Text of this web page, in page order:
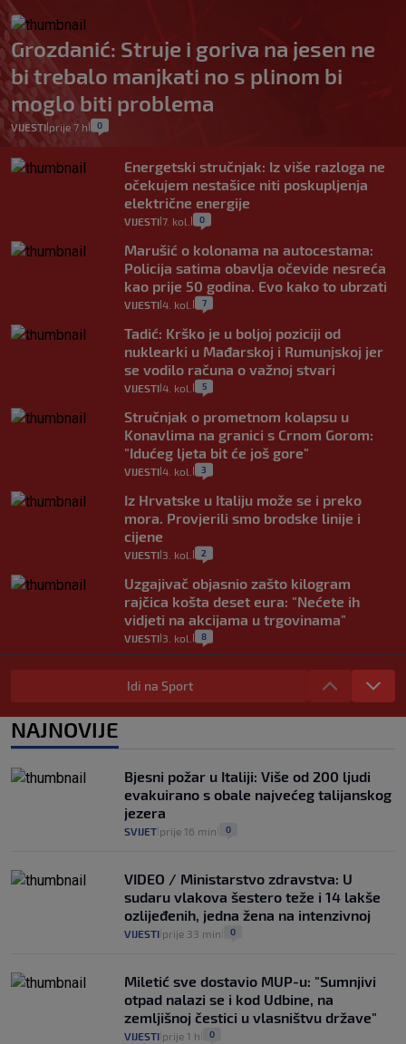
Grozdanić: Struje i goriva na jesen ne
bi trebalo manjkati no s plinom bi
moglo biti problema
VIJESTI prije 7 h 0
Energetski stručnjak: Iz više razloga ne
očekujem nestašice niti poskupljenja
električne energije
VIJESTI 7. kol. 0
Marušić o kolonama na autocestama:
Policija satima obavlja očevide nesreća
kao prije 50 godina. Evo kako to ubrzati
VIJESTI 4. kol. 7
Tadić: Krško je u boljoj poziciji od
nuklearki u Mađarskoj i Rumunjskoj jer
se vodilo računa o važnoj stvari
VIJESTI 4. kol. 5
Stručnjak o prometnom kolapsu u
Konavlima na granici s Crnom Gorom:
"Idućeg ljeta bit će još gore"
VIJESTI 4. kol. 3
Iz Hrvatske u Italiju može se i preko
mora. Provjerili smo brodske linije i
cijene
VIJESTI 3. kol. 2
Uzgajivač objasnio zašto kilogram
rajčica košta deset eura: "Nećete ih
vidjeti na akcijama u trgovinama"
VIJESTI 3. kol. 8
Selidba je jedno od stresnijih iskustava.
Evo aktualnih cijena i nekoliko savjeta
0
automobilom na Hvar iz Zagreba, a
koliko iz Osijeka
14
Idi na Sport
NAJNOVIJE
Bjesni požar u Italiji: Više od 200 ljudi
evakuirano s obale najvećeg talijanskog
jezera
SVIJET prije 16 min 0
VIDEO / Ministarstvo zdravstva: U
sudaru vlakova šestero teže i 14 lakše
ozlijeđenih, jedna žena na intenzivnoj
VIJESTI prije 33 min 0
Miletić sve dostavio MUP-u: "Sumnjivi
otpad nalazi se i kod Udbine, na
zemljišnoj čestici u vlasništvu države"
VIJESTI prije 1 h 0